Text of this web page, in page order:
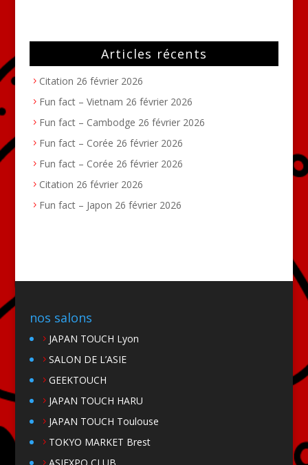
Articles récents
Citation 26 février 2026
Fun fact – Vietnam 26 février 2026
Fun fact – Cambodge 26 février 2026
Fun fact – Corée 26 février 2026
Fun fact – Corée 26 février 2026
Citation 26 février 2026
Fun fact – Japon 26 février 2026
nos salons
JAPAN TOUCH Lyon
SALON DE L’ASIE
GEEKTOUCH
JAPAN TOUCH HARU
JAPAN TOUCH Toulouse
TOKYO MARKET Brest
ASIEXPO CLUB